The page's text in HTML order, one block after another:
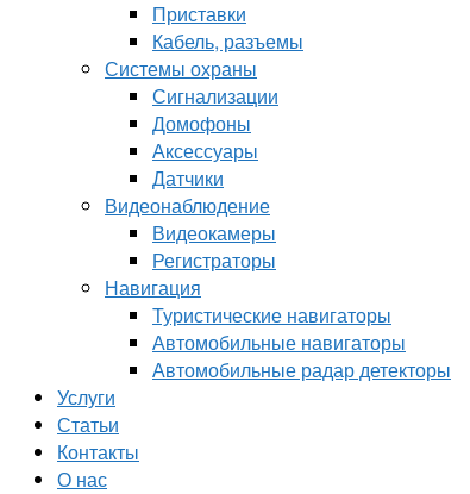
Приставки
Кабель, разъемы
Системы охраны
Сигнализации
Домофоны
Аксессуары
Датчики
Видеонаблюдение
Видеокамеры
Регистраторы
Навигация
Туристические навигаторы
Автомобильные навигаторы
Автомобильные радар детекторы
Услуги
Статьи
Контакты
О нас